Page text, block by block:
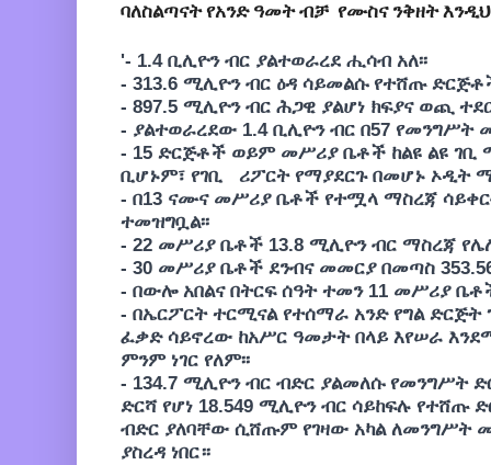
ባለስልጣናት የአንድ ዓመት ብቻ የሙስና ንቅዘት
'- 1.4 ቢሊዮን ብር ያልተወራረደ ሒሳብ አለ፡፡
- 313.6 ሚሊዮን ብር ዕዳ ሳይመልሱ የተሸጡ ድርጅቶች
- 897.5 ሚሊዮን ብር ሕጋዊ ያልሆነ ክፍያና ወጪ
- ያልተወራረደው 1.4 ቢሊዮን ብር በ57 የመንግሥት
- 15 ድርጅቶች ወይም መሥሪያ ቤቶች ከልዩ ልዩ
ቢሆኑም፣ የገቢ ሪፖርት የማያደርጉ በመሆኑ ኦዲት
- በ13 ናሙና መሥሪያ ቤቶች የተሟላ ማስረጃ
ተመዝግቧል፡፡
- 22 መሥሪያ ቤቶች 13.8 ሚሊዮን ብር ማስረጃ
- 30 መሥሪያ ቤቶች ደንብና መመርያ በመጣስ
- በውሎ አበልና በትርፍ ሰዓት ተመን 11 መሥሪያ ቤቶች
- በኤርፖርት ተርሚናል የተሰማራ አንድ የግል
ፈቃድ ሳይኖረው ከአሥር ዓመታት በላይ እየሠራ
ምንም ነገር የለም፡፡
- 134.7 ሚሊዮን ብር ብድር ያልመለሱ የመንግሥት
ድርሻ የሆነ 18.549 ሚሊዮን ብር ሳይከፍሉ የተሸጡ
ብድር ያለባቸው ሲሸጡም የገዛው አካል ለመንግሥት
ያስረዳ ነበር።